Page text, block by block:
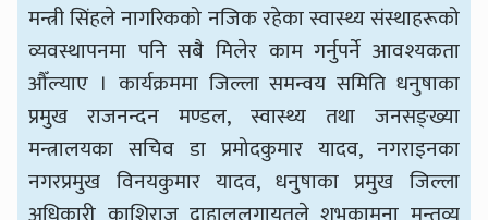
मन्त्री सिंहले नागरिकको नजिक रहेका स्वास्थ्य संस्थाहरूको
व्यवस्थापनमा पनि सबै मिलेर काम गर्नुपर्ने आवश्यकता
औँल्याए । कार्यक्रममा जिल्ला समन्वय समिति धनुषाका
प्रमुख राजनन्दन मण्डल, स्वास्थ्य तथा जनसङ्ख्या
मन्त्रालयका सचिव डा प्रमोदकुमार यादव, नगराइनका
नगरप्रमुख विनयकुमार यादव, धनुषाका प्रमुख जिल्ला